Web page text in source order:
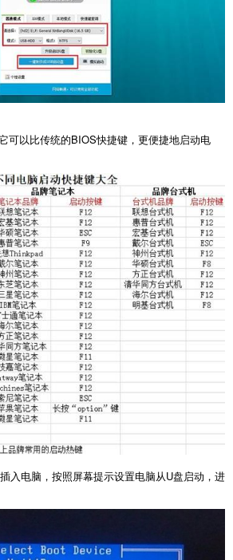
可以比传统的BIOS快捷键，更便捷地启动电
入电脑，按照屏幕提示设置电脑从U盘启动，进